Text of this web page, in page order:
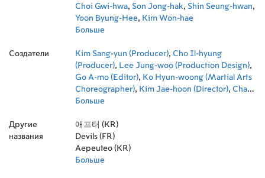
Choi Gwi-hwa, Son Jong-hak, Shin Seung-hwan,
Yoon Byung-Hee, Kim Won-hae
Больше
Создатели Kim Sang-yun (Producer), Cho Il-hyung
(Producer), Lee Jung-woo (Production Design),
Go A-mo (Editor), Ko Hyun-woong (Martial Arts
Choreographer), Kim Jae-hoon (Director), Chae
Jeong-seok (Director of Photography)
Supervisor),
Больше
Другие
названия
애프터 (KR)
Devils (FR)
Aepeuteo (KR)
Больше